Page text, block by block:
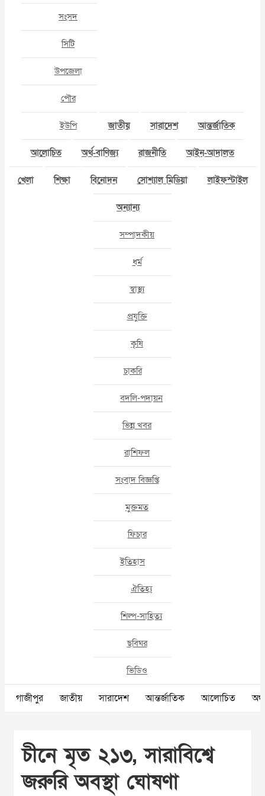
সংসদ
সিটি
উপজেলা
পৌর
ইউপি জাতীয় সারাদেশ আন্তর্জাতিক
আলোচিত অর্থ-বাণিজ্য রাজনীতি আইন-আদালত
খেলা শিক্ষা বিনোদন সোশ্যাল মিডিয়া লাইফস্টাইল
অন্যান্য
সম্পাদকীয়
ধর্ম
স্বাস্থ্য
প্রযুক্তি
কৃষি
চাকরি
বদলি-পদায়ন
ভিন্ন খবর
রাশিফল
সংবাদ বিজ্ঞপ্তি
মুক্তমত
ফিচার
ইতিহাস
ঐতিহ্য
শিল্প-সাহিত্য
ছবিঘর
ভিডিও
গাজীপুর জাতীয় সারাদেশ আন্তর্জাতিক আলোচিত
চীনে মৃত ২১৩, সারাবিশ্বে
জরুরি অবস্থা ঘোষণা